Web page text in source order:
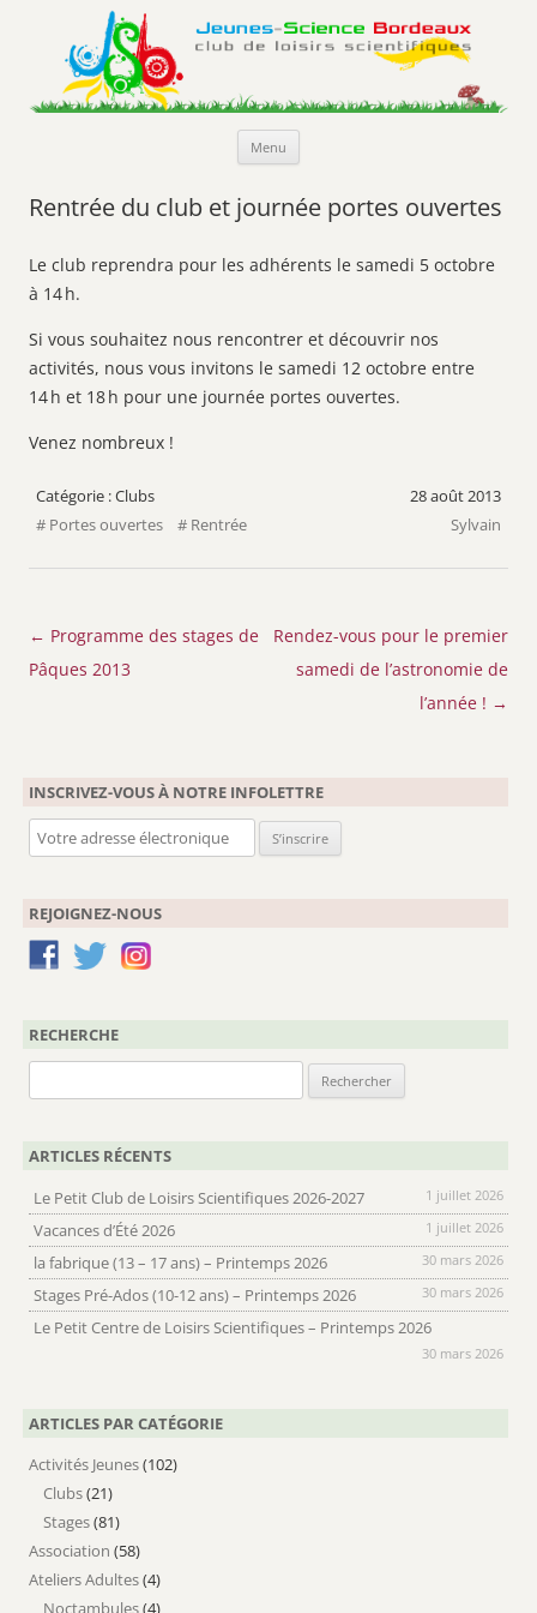
Jeunes-Science Bordeaux
Club de loisirs scientifiques
Menu
Rentrée du club et journée portes ouvertes
Le club reprendra pour les adhérents le samedi 5 octobre
à 14 h.
Si vous souhaitez nous rencontrer et découvrir nos
activités, nous vous invitons le samedi 12 octobre entre
14 h et 18 h pour une journée portes ouvertes.
Venez nombreux !
Clubs
Portes ouvertes
Rentrée
28 août 2013
Sylvain
Navigation
des
← Programme des stages de
Pâques 2013
Rendez-vous pour le premier
samedi de l’astronomie de
l’année ! →
INSCRIVEZ-VOUS À NOTRE INFOLETTRE
REJOIGNEZ-NOUS
RECHERCHE
ARTICLES RÉCENTS
Le Petit Club de Loisirs Scientifiques 2026-2027
1 juillet 2026
Vacances d’Été 2026 1 juillet 2026
la fabrique (13 – 17 ans) – Printemps 2026 30 mars 2026
Stages Pré-Ados (10-12 ans) – Printemps 2026 30 mars 2026
Le Petit Centre de Loisirs Scientifiques – Printemps 2026
30 mars 2026
ARTICLES PAR CATÉGORIE
Activités Jeunes(102)
Clubs(21)
Stages(81)
Association (58)
Ateliers Adultes(4)
Noctambules(4)